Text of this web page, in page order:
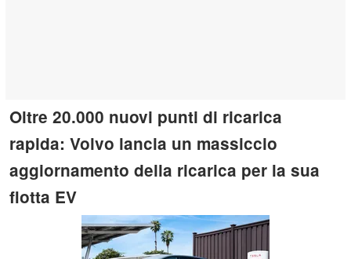
Oltre 20.000 nuovi punti di ricarica
rapida: Volvo lancia un massiccio
aggiornamento della ricarica per la sua
flotta EV